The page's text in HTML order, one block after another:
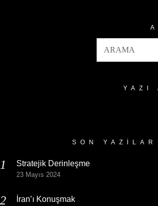
YAZI
SON YAZILAR
Stratejik Derinleşme
23 Mayıs 2024
İran’ı Konuşmak